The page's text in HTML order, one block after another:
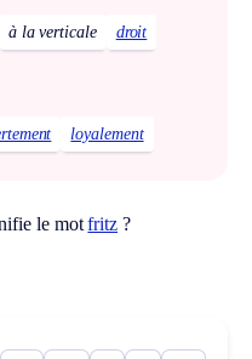
à la verticale
droit
loyalement
le motfritz ?